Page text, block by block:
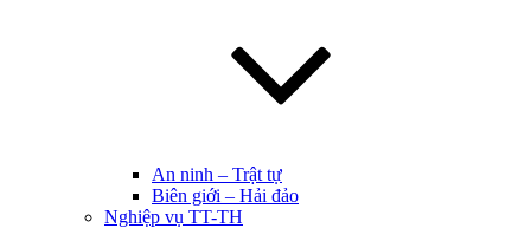
An ninh – Trật tự
Biên giới – Hải đảo
Nghiệp vụ TT-TH